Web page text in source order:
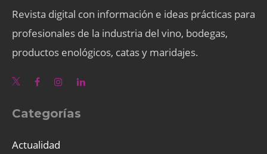
Revista digital con información e ideas prácticas para
profesionales de la industria del vino, bodegas,
productos enológicos, catas y maridajes.
Categorías
Actualidad